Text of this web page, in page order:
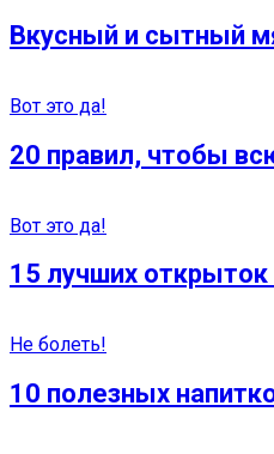
Вкусный и сытный
Вот это да!
20 правил, чтобы
Вот это да!
15 лучших
Не болеть!
10 полезных